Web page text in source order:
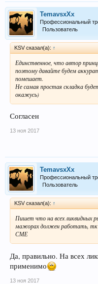
TemavsxXx
Профессиональный
Пользователь
KSV сказал(а): ↑
Единственное, что автор
поэтому давайте будем
помешает.
Не самая простая складка
окажусь)
Согласен
13 ноя 2017
TemavsxXx
Профессиональный
Пользователь
KSV сказал(а): ↑
Пишет что на всех ликвидных
мажорах должен работать,
СМЕ
Да, правильно. На всех
применимо
13 ноя 2017